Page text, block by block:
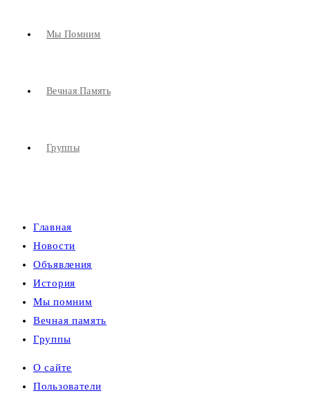
Мы Помним
Вечная Память
Группы
Главная
Новости
Объявления
История
Мы помним
Вечная память
Группы
О сайте
Пользователи